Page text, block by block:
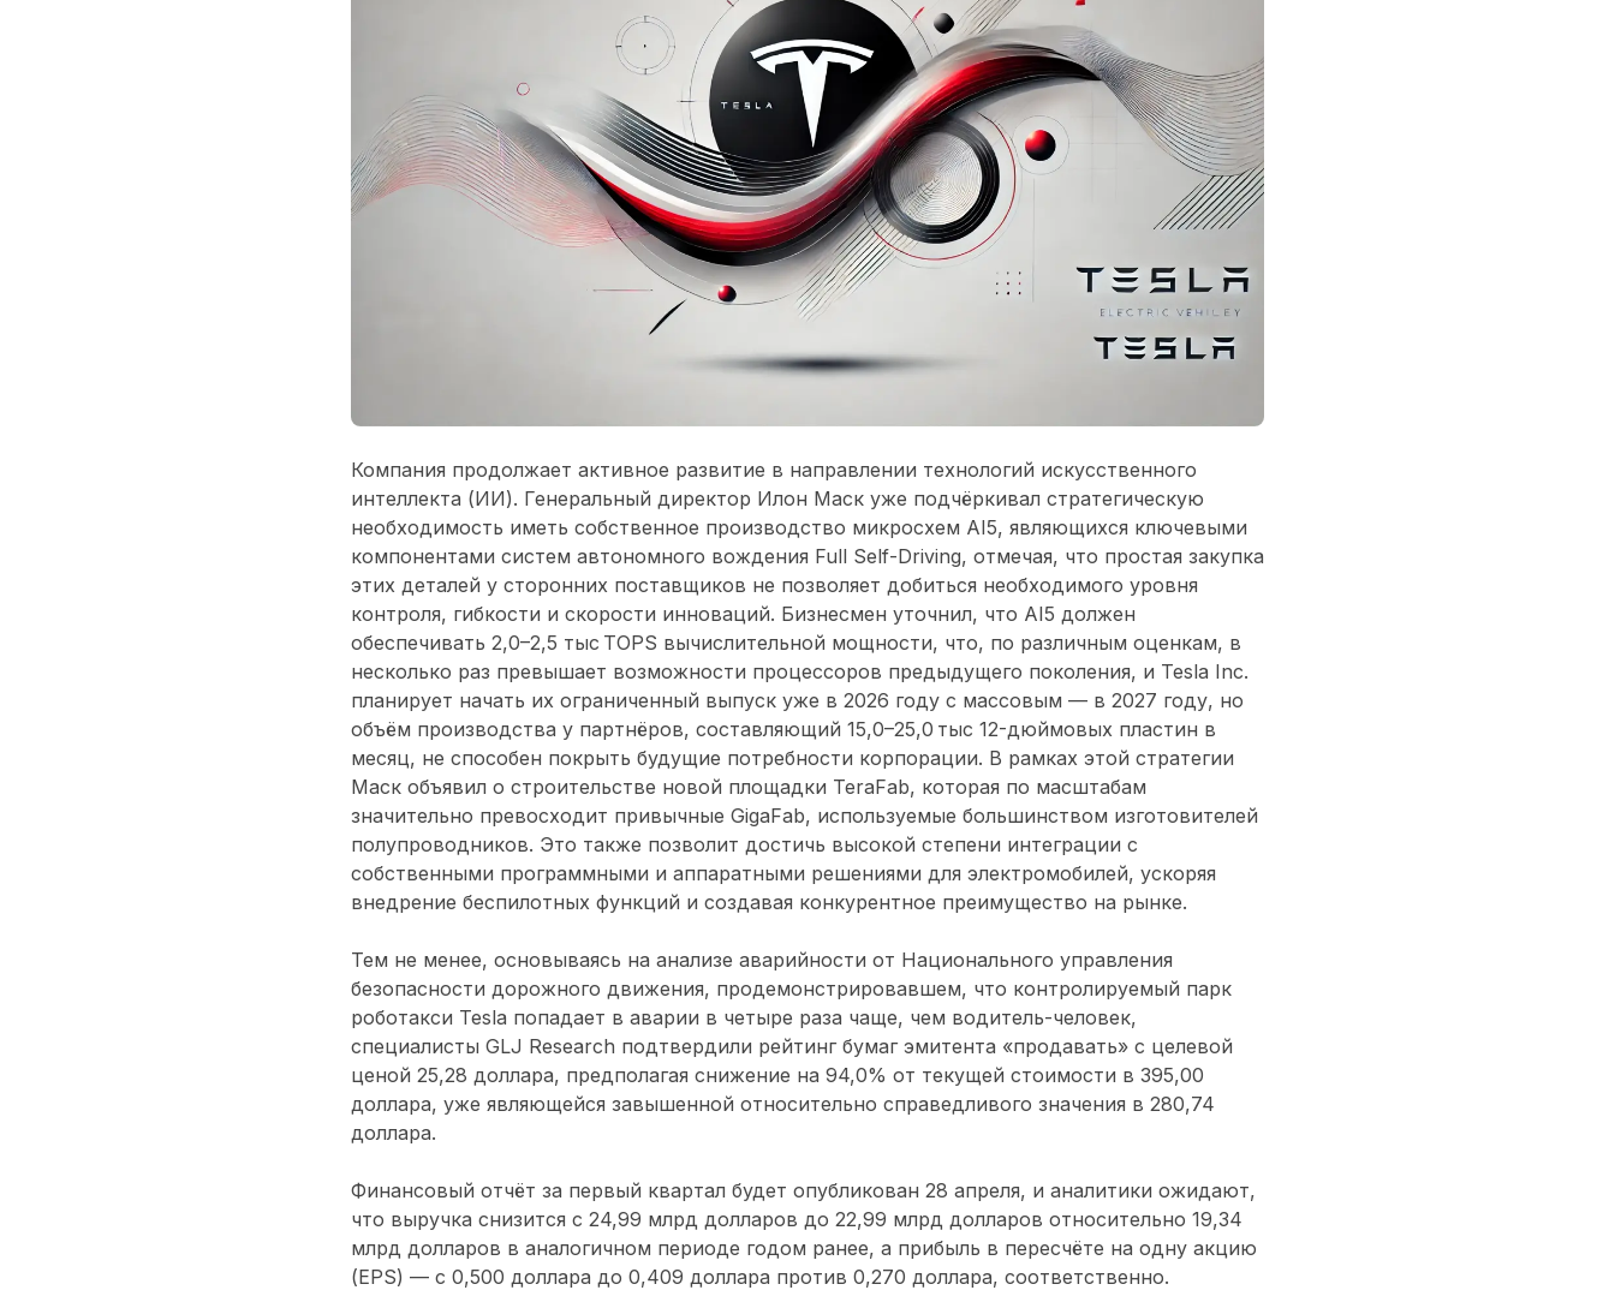
Компания продолжает активное развитие в направлении технологий искусственного
интеллекта (ИИ). Генеральный директор Илон Маск уже подчёркивал стратегическую
необходимость иметь собственное производство микросхем AI5, являющихся ключевыми
компонентами систем автономного вождения Full Self-Driving, отмечая, что простая закупка
этих деталей у сторонних поставщиков не позволяет добиться необходимого уровня
контроля, гибкости и скорости инноваций. Бизнесмен уточнил, что AI5 должен
обеспечивать 2,0–2,5 тыс TOPS вычислительной мощности, что, по различным оценкам, в
несколько раз превышает возможности процессоров предыдущего поколения, и Tesla Inc.
планирует начать их ограниченный выпуск уже в 2026 году с массовым — в 2027 году, но
объём производства у партнёров, составляющий 15,0–25,0 тыс 12-дюймовых пластин в
месяц, не способен покрыть будущие потребности корпорации. В рамках этой стратегии
Маск объявил о строительстве новой площадки TeraFab, которая по масштабам
значительно превосходит привычные GigaFab, используемые большинством изготовителей
полупроводников. Это также позволит достичь высокой степени интеграции с
собственными программными и аппаратными решениями для электромобилей, ускоряя
внедрение беспилотных функций и создавая конкурентное преимущество на рынке.
Тем не менее, основываясь на анализе аварийности от Национального управления
безопасности дорожного движения, продемонстрировавшем, что контролируемый парк
роботакси Tesla попадает в аварии в четыре раза чаще, чем водитель-человек,
специалисты GLJ Research подтвердили рейтинг бумаг эмитента «продавать» с целевой
ценой 25,28 доллара, предполагая снижение на 94,0% от текущей стоимости в 395,00
доллара, уже являющейся завышенной относительно справедливого значения в 280,74
доллара.
Финансовый отчёт за первый квартал будет опубликован 28 апреля, и аналитики ожидают,
что выручка снизится с 24,99 млрд долларов до 22,99 млрд долларов относительно 19,34
млрд долларов в аналогичном периоде годом ранее, а прибыль в пересчёте на одну акцию
(EPS) — с 0,500 доллара до 0,409 доллара против 0,270 доллара, соответственно.